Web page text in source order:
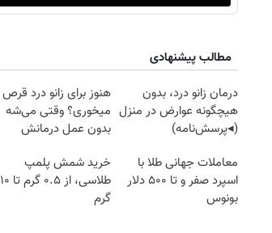
مطالب پیشنهادی
درمان زانو درد، بدون
هیچگونه عوارض در منزل
(◂پرسش‌نامه)
هنوز برای زانو درد قرص
میخوری؟ وقتی می‌شه
بدون عمل درمانش
معاملات جهانی طلا با
اسپرد صفر و تا ۵۰۰ دلار
بونوس
خرید شمش پلمپ
طلاسی، از ۰.۵ گرم تا ۱۰
گرم